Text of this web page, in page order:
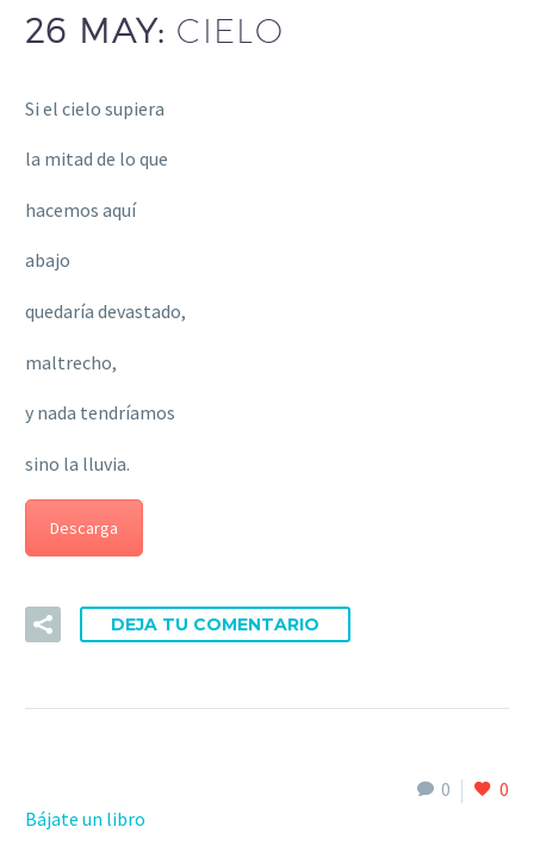
26 MAY: CIELO
Si el cielo supiera
la mitad de lo que
hacemos aquí
abajo
quedaría devastado,
maltrecho,
y nada tendríamos
sino la lluvia.
Descarga
DEJA TU COMENTARIO
0
0
Bájate un libro